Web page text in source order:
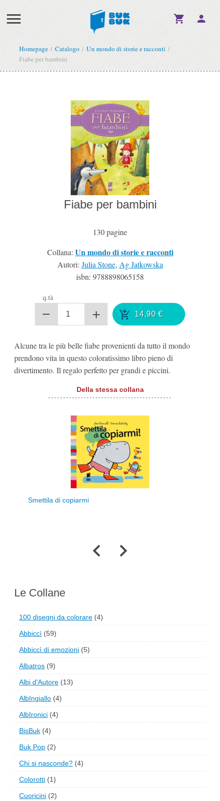
Homepage Catalogo
Un mondo di storie e racconti
Fiabe per bambini
Fiabe per bambini
130pagine
Collana: Un mondo di storie e racconti
Autori: Julia Stone, Ag Jatkowska
isbn: 9788898065158
q.tà
14,90€
Alcune tra le più belle fiabe provenienti da tutto il mondo
prendono vita in questo coloratissimo libro pieno di
divertimento. Il regalo perfetto per grandi e piccini.
Della stessa collana
Smettila di copiarmi
Le Collane
100 disegni da colorare (4)
Abbiccì (59)
Abbiccì di emozioni (5)
Albatros (9)
Albi d'Autore (13)
AlbIngiallo (4)
AlbIronici (4)
BisBuk (4)
Buk Pop (2)
Chi si nasconde? (4)
Colorotti (1)
Cuoricini (2)